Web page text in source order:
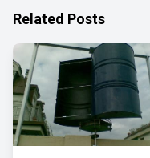
Related Posts